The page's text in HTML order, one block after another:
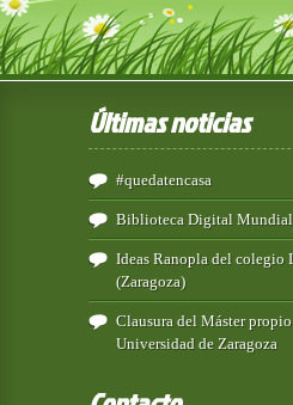
Últimas noticias
#quedatencasa
Biblioteca Digital Mundial
Ideas Ranopla del
(Zaragoza)
Clausura del Máster
Universidad de Zaragoza